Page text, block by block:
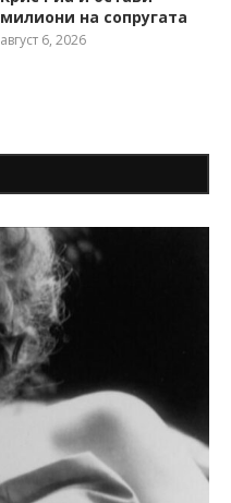
милиони на сопругата
август 6, 2026